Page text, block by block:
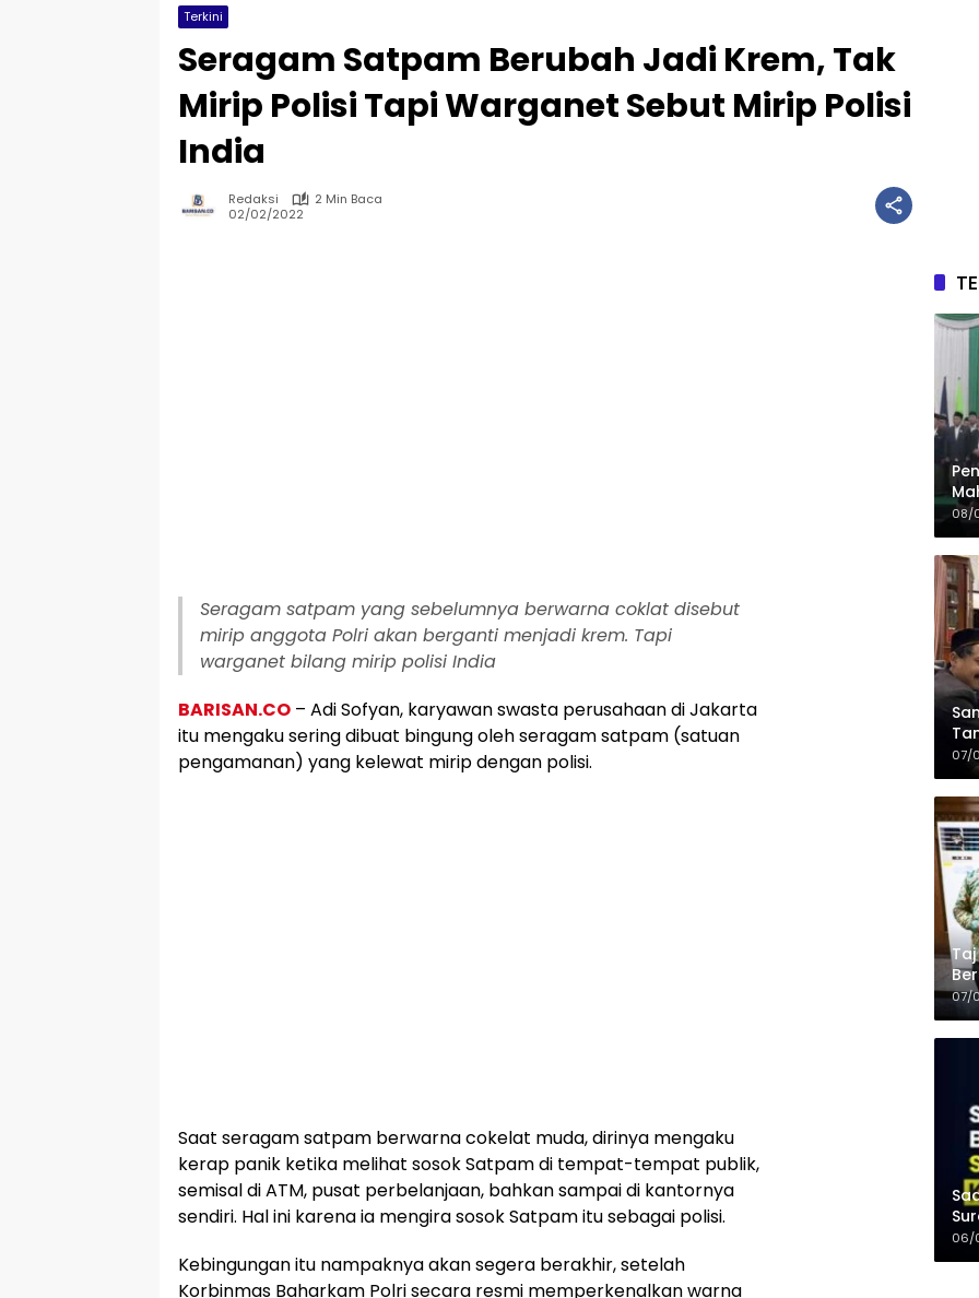
Terkini
Seragam Satpam Berubah Jadi Krem, Tak
Mirip Polisi Tapi Warganet Sebut Mirip Polisi
India
Redaksi
2 Min Baca
02/02/2022
Seragam satpam yang sebelumnya berwarna coklat disebut
mirip anggota Polri akan berganti menjadi krem. Tapi
warganet bilang mirip polisi India
BARISAN.CO – Adi Sofyan, karyawan swasta perusahaan di Jakarta
itu mengaku sering dibuat bingung oleh seragam satpam (satuan
pengamanan) yang kelewat mirip dengan polisi.
Saat seragam satpam berwarna cokelat muda, dirinya mengaku
kerap panik ketika melihat sosok Satpam di tempat-tempat publik,
semisal di ATM, pusat perbelanjaan, bahkan sampai di kantornya
sendiri. Hal ini karena ia mengira sosok Satpam itu sebagai polisi.
Kebingungan itu nampaknya akan segera berakhir, setelah
Korbinmas Baharkam Polri secara resmi memperkenalkan warna
08/
07/
07/
06/